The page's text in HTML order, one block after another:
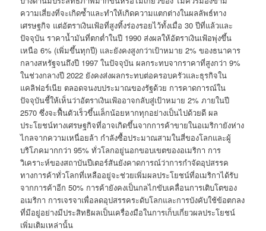
ความเสี่ยงที่จะเกิดซ้ำและทำให้เกิดความแตกต่างในผลลัพธ์ทาง
เศรษฐกิจ แต่อัตราเงินเฟ้อที่สูงทิ้งร่องรอยไว้ทั้งเมื่อ 30 ปีที่แล้วและ
ปัจจุบัน ราคาน้ำมันที่ตกต่ำในปี 1990 ส่งผลให้อัตราเงินเฟ้อพุ่งขึ้น
เหนือ 6% (เพิ่มขึ้นทุกปี) และยังคงสูงกว่าเป้าหมาย 2% ของธนาคาร
กลางสหรัฐจนถึงปี 1997 ในปัจจุบัน ผลกระทบจากราคาที่สูงกว่า 9%
ในช่วงกลางปี ​​2022 ยังคงส่งผลกระทบต่อครอบครัวและธุรกิจใน
แคลิฟอร์เนีย ตลอดจนงบประมาณของรัฐด้วย การคาดการณ์ใน
ปัจจุบันชี้ให้เห็นว่าอัตราเงินเฟ้ออาจกลับสู่เป้าหมาย 2% ภายในปี
2570 ซึ่งจะฟื้นตัวเร็วขึ้นเล็กน้อยหากทุกอย่างเป็นไปด้วยดี ผล
ประโยชน์ทางเศรษฐกิจที่อาจเกิดขึ้นจากการค้าขายในอเมริกายังห่าง
ไกลจากความเหนื่อยล้า กำลังซื้อประมาณสามในสี่ของโลกและผู้
บริโภคมากกว่า 95% ทั่วโลกอยู่นอกขอบเขตของอเมริกา การ
วิเคราะห์ของสถาบันปีเตอร์สันยังคาดการณ์ว่าการกำจัดอุปสรรค
ทางการค้าทั่วโลกที่เหลืออยู่จะช่วยเพิ่มผลประโยชน์ที่อเมริกาได้รับ
จากการค้าอีก 50% การค้ายังคงเป็นกลไกขับเคลื่อนการเติบโตของ
อเมริกา การเจรจาเพื่อลดอุปสรรคระดับโลกและการบังคับใช้ข้อตกลง
ที่มีอยู่อย่างมีประสิทธิผลเป็นเครื่องมือในการเก็บเกี่ยวผลประโยชน์
เพิ่มเติมเหล่านั้น